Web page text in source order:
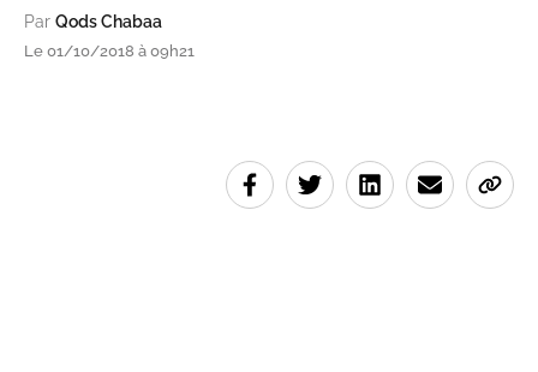
Par Qods Chabaa
Le 01/10/2018 à 09h21